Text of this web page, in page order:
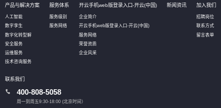
产品与解决方案
人工智能
数字孪生
数字化转型解
安全服务
运维服务
技术咨询服务
服务体系
服务级别
服务网络
开云手机web版登录入口-开云(中国)
企业简介
开云手机web版登录入口-开云(中国)
服务网络
荣誉资质
企业风采
新闻资讯 加入我们
招聘岗位
联系方式
留言表单
联系我们
400-808-5058
周一到周五9:30-18:00 (北京时间）